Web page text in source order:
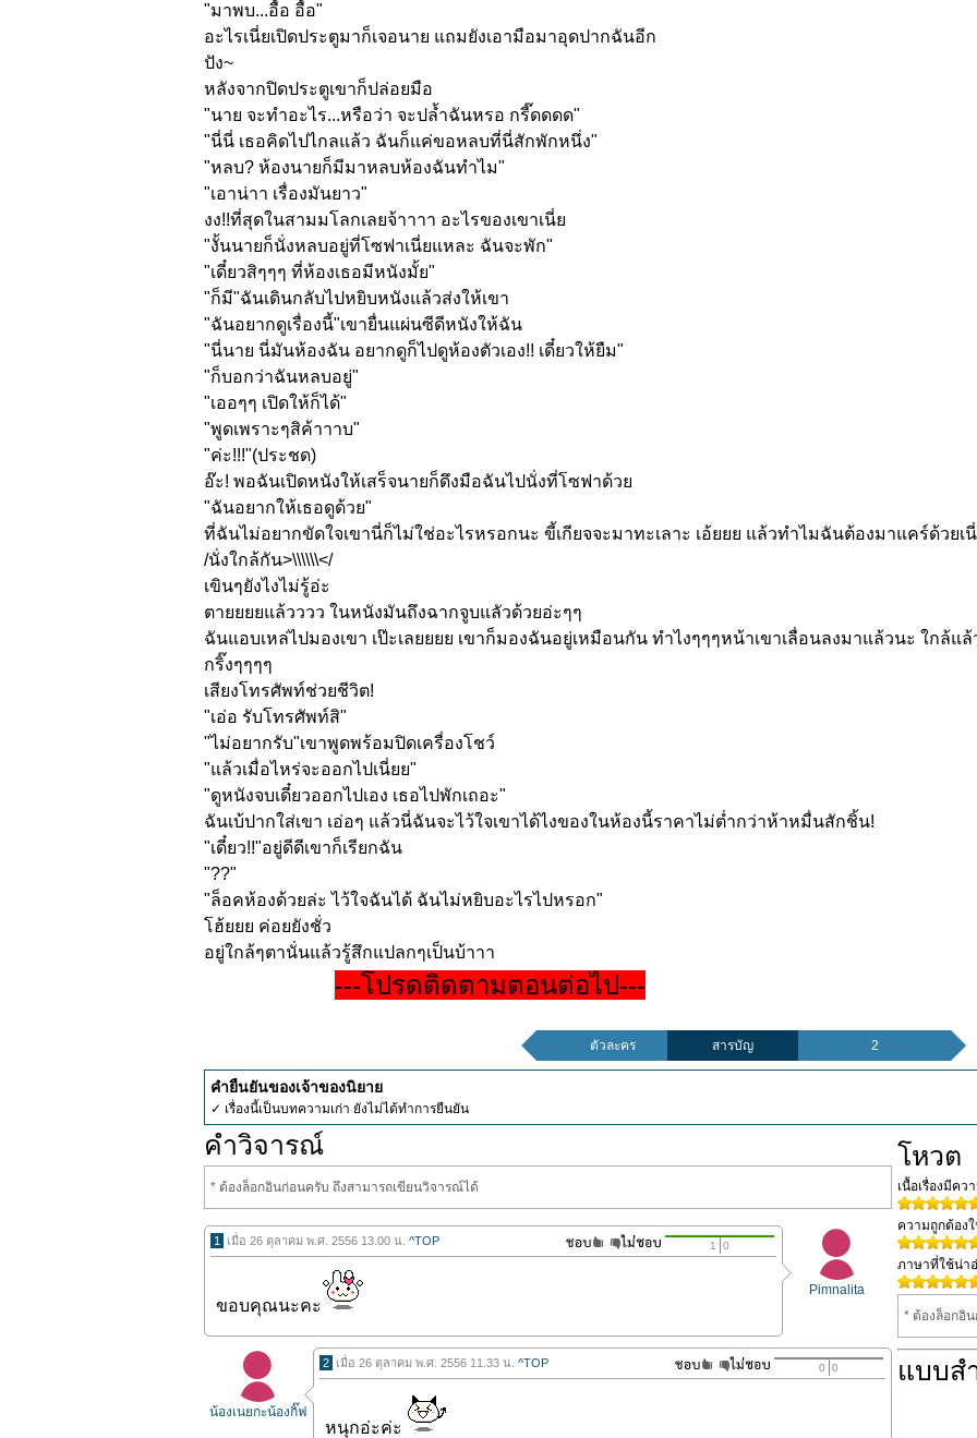
"มาพบ...อื้อ อื้อ"
อะไรเนี่ยเปิดประตูมาก็เจอนาย แถมยังเอามือมาอุดปากฉันอีก
ปัง~
หลังจากปิดประตูเขาก็ปล่อยมือ
"นาย จะทำอะไร...หรือว่า จะปล้ำฉันหรอ กรี๊ดดดด"
"นี่นี่ เธอคิดไปไกลแล้ว ฉันก็แค่ขอหลบที่นี่สักพักหนึ่ง"
"หลบ? ห้องนายก็มีมาหลบห้องฉันทำไม"
"เอาน่าา เรื่องมันยาว"
งง!!ที่สุดในสามมโลกเลยจ้าาาา อะไรของเขาเนี่ย
"งั้นนายก็นั่งหลบอยู่ที่โซฟาเนี่ยแหละ ฉันจะพัก"
"เดี๋ยวสิๆๆๆ ที่ห้องเธอมีหนังมั้ย"
"ก็มี"ฉันเดินกลับไปหยิบหนังแล้วส่งให้เขา
"ฉันอยากดูเรื่องนี้"เขายื่นแผ่นซีดีหนังให้ฉัน
"นี่นาย นี่มันห้องฉัน อยากดูก็ไปดูห้องตัวเอง!! เดี๋ยวให้ยืม"
"ก็บอกว่าฉันหลบอยู่"
"เออๆๆ เปิดให้ก็ได้"
"พูดเพราะๆสิค้าาาบ"
"ค่ะ!!!"(ประชด)
อ๊ะ! พอฉันเปิดหนังให้เสร็จนายก็ดึงมือฉันไปนั่งที่โซฟาด้วย
"ฉันอยากให้เธอดูด้วย"
ที่ฉันไม่อยากขัดใจเขานี่ก็ไม่ใช่อะไรหรอกนะ ขี้เกียจจะมาทะเลาะ เอ้ยยย แล้วทำไมฉันต้องมาแคร์ด้วยเนี่
/นั่งใกล้กัน>\\\\\\</
เขินๆยังไงไม่รู้อ่ะ
ตายยยยแล้วววว ในหนังมันถึงฉากจูบแลัวด้วยอ่ะๆๆ
ฉันแอบเหล่ไปมองเขา เป๊ะเลยยยย เขาก็มองฉันอยู่เหมือนกัน ทำไงๆๆๆหน้าเขาเลื่อนลงมาแล้วนะ ใกล้แ
กริ๊งๆๆๆๆ
เสียงโทรศัพท์ช่วยชีวิต!
"เอ่อ รับโทรศัพท์สิ"
"ไม่อยากรับ"เขาพูดพร้อมปิดเครื่องโชว์
"แล้วเมื่อไหร่จะออกไปเนี่ยย"
"ดูหนังจบเดี๋ยวออกไปเอง เธอไปพักเถอะ"
ฉันเบ้ปากใส่เขา เอ่อๆ แล้วนี่ฉันจะไว้ใจเขาได้ไงของในห้องนี้ราคาไม่ต่ำกว่าห้าหมื่นสักชิ้น!
"เดี๋ยว!!"อยู่ดีดีเขาก็เรียกฉัน
"??"
"ล็อคห้องด้วยล่ะ ไว้ใจฉันได้ ฉันไม่หยิบอะไรไปหรอก"
โฮ้ยยย ค่อยยังชั่ว
อยู่ใกล้ๆตานั่นแล้วรู้สึกแปลกๆเป็นบ้าาา
---โปรดติดตามตอนต่อไป---
ตัวละคร สารบัญ 2
คำยืนยันของเจ้าของนิยาย
✓ เรื่องนี้เป็นบทความเก่า ยังไม่ได้ทำการยืนยัน
คำวิจารณ์
* ต้องล็อกอินก่อนครับ ถึงสามารถเขียนวิจารณ์ได้
Pimnalita
1 เมื่อ 26 ตุลาคม พ.ศ. 2556 13.00 น. ^TOP 1 0
ขอบคุณนะคะ
น้องเนยกะน้องกิ๊ฟ
2 เมื่อ 26 ตุลาคม พ.ศ. 2556 11.33 น. ^TOP 0 0
หนุกอ่ะค่ะ
โหวต
เนื้อเรื่องมีคว
ความถูกต้อง
ภาษาที่ใช้น่า
* ต้องล็อกอิ
แบบส